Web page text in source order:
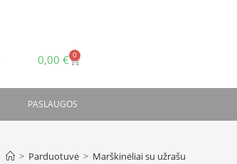
0,00 € 0
PASLAUGOS
> Parduotuvė > Marškinėliai su užrašu